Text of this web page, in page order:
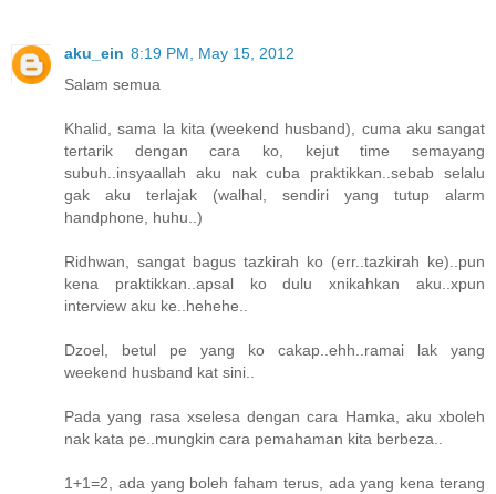
aku_ein 8:19 PM, May 15, 2012
Salam semua
Khalid, sama la kita (weekend husband), cuma aku sangat
tertarik dengan cara ko, kejut time semayang
subuh..insyaallah aku nak cuba praktikkan..sebab selalu
gak aku terlajak (walhal, sendiri yang tutup alarm
handphone, huhu..)
Ridhwan, sangat bagus tazkirah ko (err..tazkirah ke)..pun
kena praktikkan..apsal ko dulu xnikahkan aku..xpun
interview aku ke..hehehe..
Dzoel, betul pe yang ko cakap..ehh..ramai lak yang
weekend husband kat sini..
Pada yang rasa xselesa dengan cara Hamka, aku xboleh
nak kata pe..mungkin cara pemahaman kita berbeza..
1+1=2, ada yang boleh faham terus, ada yang kena terang